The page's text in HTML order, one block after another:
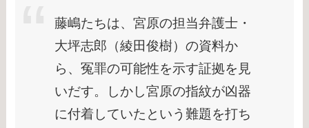
藤嶋たちは、宮原の担当弁護士・
大坪志郎（綾田俊樹）の資料か
ら、冤罪の可能性を示す証拠を見
いだす。しかし宮原の指紋が凶器
に付着していたという難題を打ち